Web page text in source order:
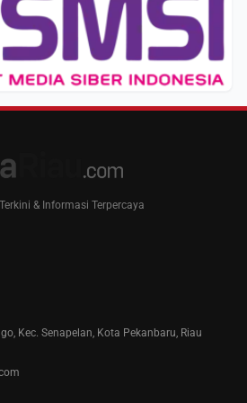
& Informasi Terpercaya
Kec. Senapelan, Kota Pekanbaru, Riau